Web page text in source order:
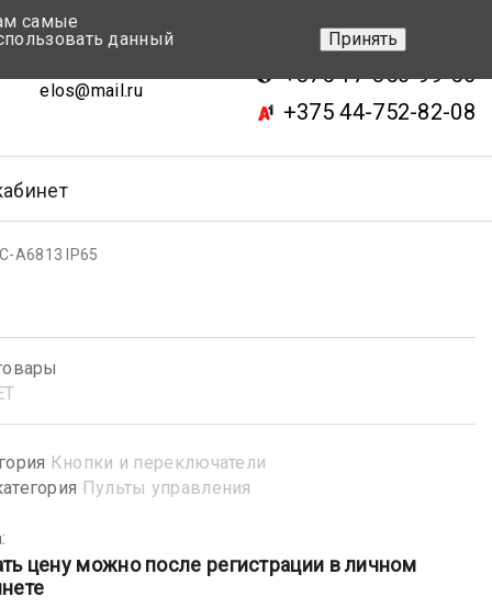
elos@mail.ru
+375 17-343-46-70
+375 17-350-99-56
+375 44-752-82-08
A6813 IP65
Кнопки и переключатели
Пульты управления
цену можно после регистрации в личном
самые
данный
Принять